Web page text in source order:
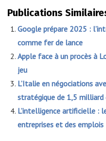
Publications
Google prépare 2025 :
comme fer de lance
Apple face à un procès à
jeu
L’Italie en négociations
stratégique de 1,5 milliard
L’intelligence artificielle :
entreprises et des emplois